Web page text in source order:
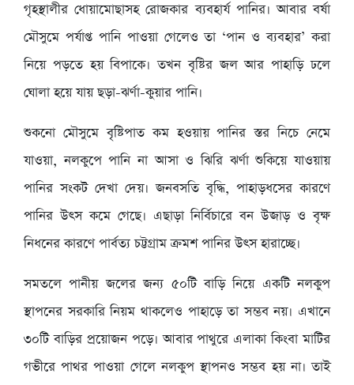
গৃহস্থালীর ধোয়ামোছাসহ রোজকার ব্যবহার্য পানির। আবার বর্ষা
মৌসুমে পর্যাপ্ত পানি পাওয়া গেলেও তা ‘পান ও ব্যবহার’ করা
নিয়ে পড়তে হয় বিপাকে। তখন বৃষ্টির জল আর পাহাড়ি ঢলে
ঘোলা হয়ে যায় ছড়া-ঝর্ণা-কুয়ার পানি।
শুকনো মৌসুমে বৃষ্টিপাত কম হওয়ায় পানির স্তর নিচে নেমে
যাওয়া, নলকুপে পানি না আসা ও ঝিরি ঝর্ণা শুকিয়ে যাওয়ায়
পানির সংকট দেখা দেয়। জনবসতি বৃদ্ধি, পাহাড়ধসের কারণে
পানির উৎস কমে গেছে। এছাড়া নির্বিচারে বন উজাড় ও বৃক্ষ
নিধনের কারণে পার্বত্য চট্টগ্রাম ক্রমশ পানির উৎস হারাচ্ছে।
সমতলে পানীয় জলের জন্য ৫০টি বাড়ি নিয়ে একটি নলকুপ
স্থাপনের সরকারি নিয়ম থাকলেও পাহাড়ে তা সম্ভব নয়। এখানে
৩০টি বাড়ির প্রয়োজন পড়ে। আবার পাথুরে এলাকা কিংবা মাটির
গভীরে পাথর পাওয়া গেলে নলকুপ স্থাপনও সম্ভব হয় না। তাই